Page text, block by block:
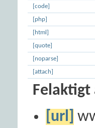
[code]
[php]
[html]
[quote]
[noparse]
[attach]
Felaktigt
[url]